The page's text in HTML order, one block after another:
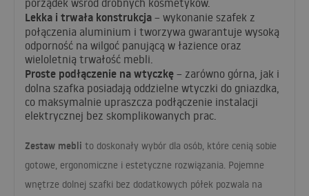
Lekka i trwała konstrukcja – wykonanie szafek z
połączenia aluminium i tworzywa gwarantuje wysoką
odporność na wilgoć panującą w łazience oraz
wieloletnią trwałość mebli.
Proste podłączenie na wtyczkę – zarówno górna, jak i
dolna szafka posiadają oddzielne wtyczki do gniazdka,
co maksymalnie upraszcza podłączenie instalacji
elektrycznej bez skomplikowanych prac.
Zestaw mebli to doskonały wybór dla osób, które cenią sobie
gotowe, ergonomiczne i estetyczne rozwiązania. Pojemne
wnętrze dolnej szafki bez dodatkowych półek pozwala na